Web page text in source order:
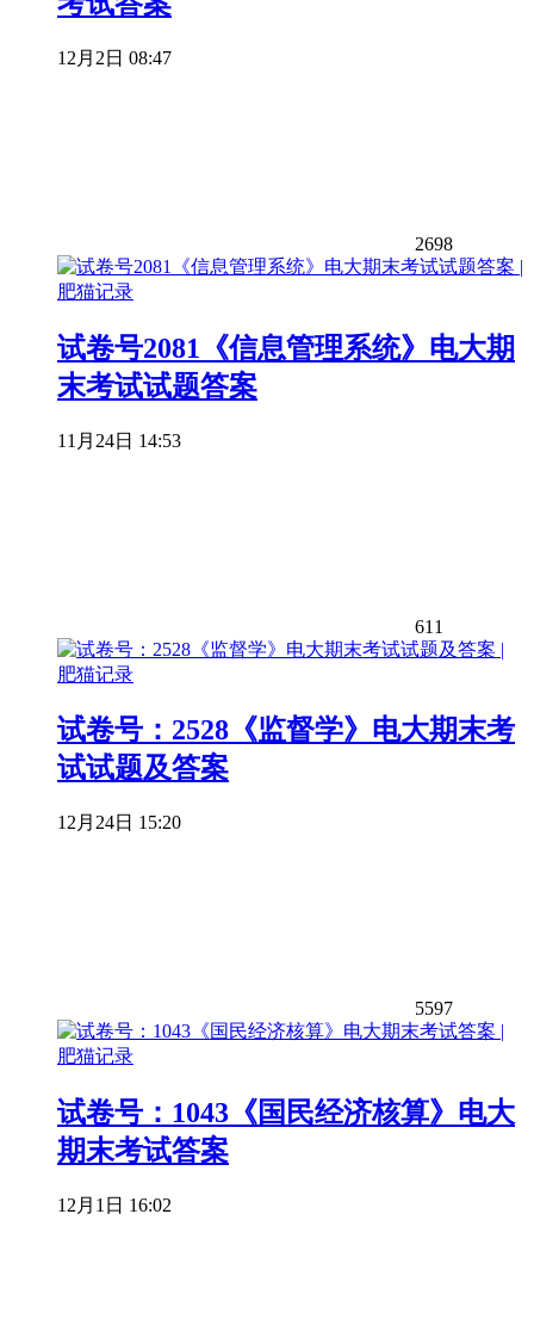
12月2日 08:47
2698
试卷号2081《信息管理系统》电大期
末考试试题答案
11月24日 14:53
611
试卷号：2528《监督学》电大期末考
试试题及答案
12月24日 15:20
5597
试卷号：1043《国民经济核算》电大
期末考试答案
12月1日 16:02